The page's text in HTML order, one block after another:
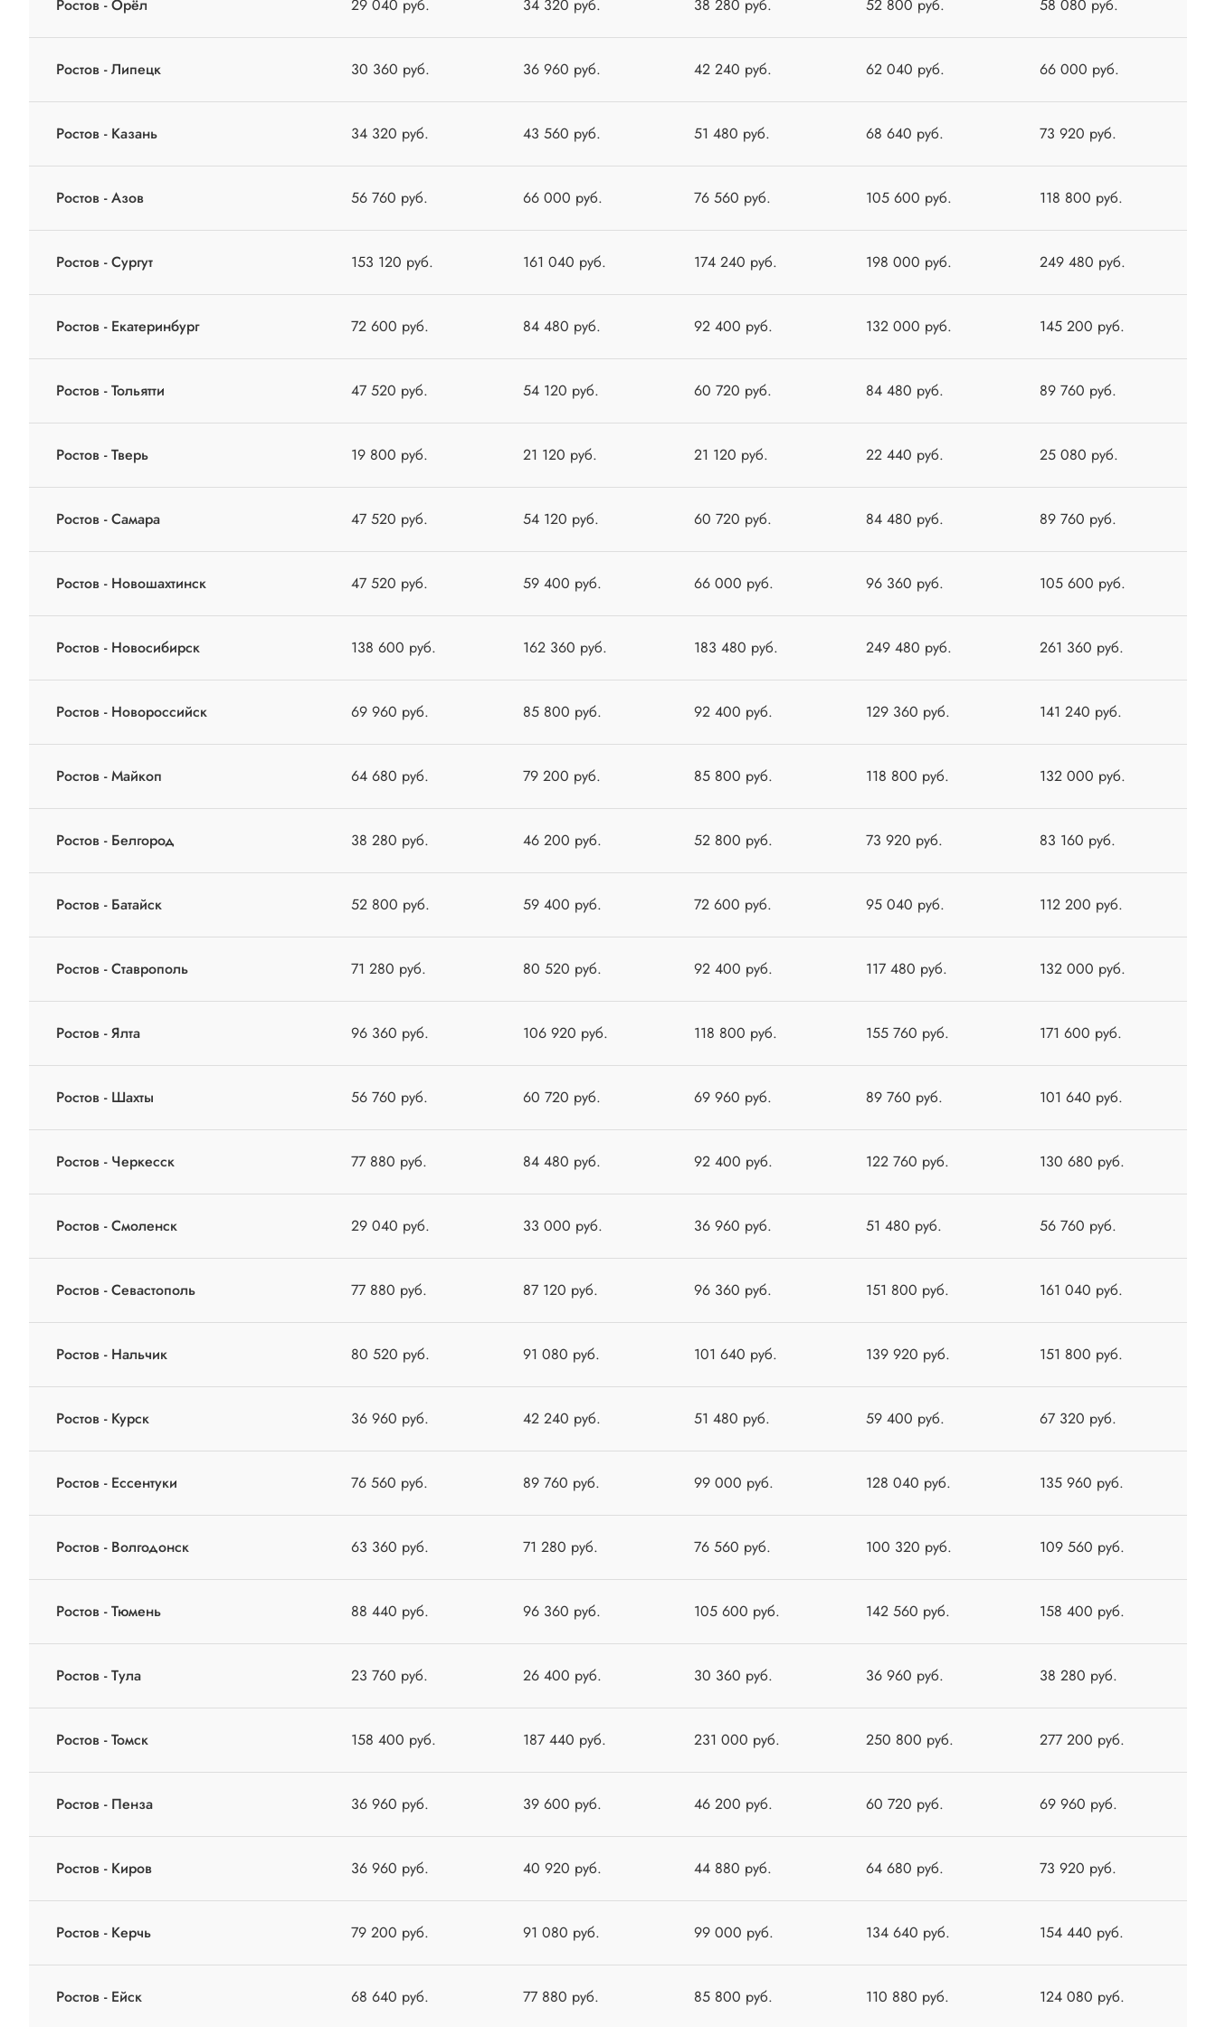
Ростов - Орёл 29 040 руб. 34 320 руб. 38 280 руб. 52 800 руб. 58 080 руб.
Ростов - Липецк 30 360 руб. 36 960 руб. 42 240 руб. 62 040 руб. 66 000 руб.
Ростов - Казань 34 320 руб. 43 560 руб. 51 480 руб. 68 640 руб. 73 920 руб.
Ростов - Азов 56 760 руб. 66 000 руб. 76 560 руб. 105 600 руб. 118 800 руб.
Ростов - Сургут 153 120 руб. 161 040 руб. 174 240 руб. 198 000 руб. 249 480 руб.
Ростов - Екатеринбург 72 600 руб. 84 480 руб. 92 400 руб. 132 000 руб. 145 200 руб.
Ростов - Тольятти 47 520 руб. 54 120 руб. 60 720 руб. 84 480 руб. 89 760 руб.
Ростов - Тверь 19 800 руб. 21 120 руб. 21 120 руб. 22 440 руб. 25 080 руб.
Ростов - Самара 47 520 руб. 54 120 руб. 60 720 руб. 84 480 руб. 89 760 руб.
Ростов - Новошахтинск 47 520 руб. 59 400 руб. 66 000 руб. 96 360 руб. 105 600 руб.
Ростов - Новосибирск 138 600 руб. 162 360 руб. 183 480 руб. 249 480 руб. 261 360 руб.
Ростов - Новороссийск 69 960 руб. 85 800 руб. 92 400 руб. 129 360 руб. 141 240 руб.
Ростов - Майкоп 64 680 руб. 79 200 руб. 85 800 руб. 118 800 руб. 132 000 руб.
Ростов - Белгород 38 280 руб. 46 200 руб. 52 800 руб. 73 920 руб. 83 160 руб.
Ростов - Батайск 52 800 руб. 59 400 руб. 72 600 руб. 95 040 руб. 112 200 руб.
Ростов - Ставрополь 71 280 руб. 80 520 руб. 92 400 руб. 117 480 руб. 132 000 руб.
Ростов - Ялта 96 360 руб. 106 920 руб. 118 800 руб. 155 760 руб. 171 600 руб.
Ростов - Шахты 56 760 руб. 60 720 руб. 69 960 руб. 89 760 руб. 101 640 руб.
Ростов - Черкесск 77 880 руб. 84 480 руб. 92 400 руб. 122 760 руб. 130 680 руб.
Ростов - Смоленск 29 040 руб. 33 000 руб. 36 960 руб. 51 480 руб. 56 760 руб.
Ростов - Севастополь 77 880 руб. 87 120 руб. 96 360 руб. 151 800 руб. 161 040 руб.
Ростов - Нальчик 80 520 руб. 91 080 руб. 101 640 руб. 139 920 руб. 151 800 руб.
Ростов - Курск 36 960 руб. 42 240 руб. 51 480 руб. 59 400 руб. 67 320 руб.
Ростов - Ессентуки 76 560 руб. 89 760 руб. 99 000 руб. 128 040 руб. 135 960 руб.
Ростов - Волгодонск 63 360 руб. 71 280 руб. 76 560 руб. 100 320 руб. 109 560 руб.
Ростов - Тюмень 88 440 руб. 96 360 руб. 105 600 руб. 142 560 руб. 158 400 руб.
Ростов - Тула 23 760 руб. 26 400 руб. 30 360 руб. 36 960 руб. 38 280 руб.
Ростов - Томск 158 400 руб. 187 440 руб. 231 000 руб. 250 800 руб. 277 200 руб.
Ростов - Пенза 36 960 руб. 39 600 руб. 46 200 руб. 60 720 руб. 69 960 руб.
Ростов - Киров 36 960 руб. 40 920 руб. 44 880 руб. 64 680 руб. 73 920 руб.
Ростов - Керчь 79 200 руб. 91 080 руб. 99 000 руб. 134 640 руб. 154 440 руб.
Ростов - Ейск 68 640 руб. 77 880 руб. 85 800 руб. 110 880 руб. 124 080 руб.